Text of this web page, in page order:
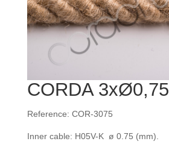
CORDA 3xØ0,75
Reference: COR-3075
Inner cable: H05V-K ø 0.75 (mm).